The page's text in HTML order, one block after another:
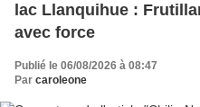
lac Llanquihue :
avec force
Publié le 06/08/2026 à 08:47
Par caroleone